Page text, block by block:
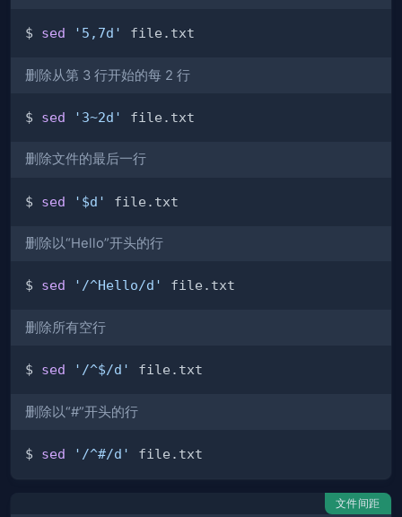
$ sed '5,7d'
删除从第 3 行开始的每 2 行
$ sed '3~2d'
删除文件的最后一行
$ sed '$d'
删除以“Hello”开头的行
$ sed '/^Hello/d'
删除所有空行
$ sed '/^$/d'
删除以“#”开头的行
$ sed '/^#/d'
文件间距